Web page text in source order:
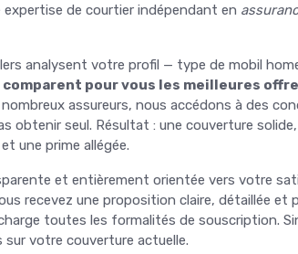
de courtier indépendant en
analysent votre profil — type de mobil
comparent pour vous les meilleures
assureurs, nous accédons à des
obtenir seul. Résultat : une couverture
une prime allégée.
et entièrement orientée vers votre
recevez une proposition claire, détaillée et
toutes les formalités de souscription.
votre couverture actuelle.